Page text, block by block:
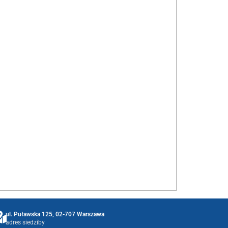
ul. Puławska 125, 02-707 Warszawa
adres siedziby